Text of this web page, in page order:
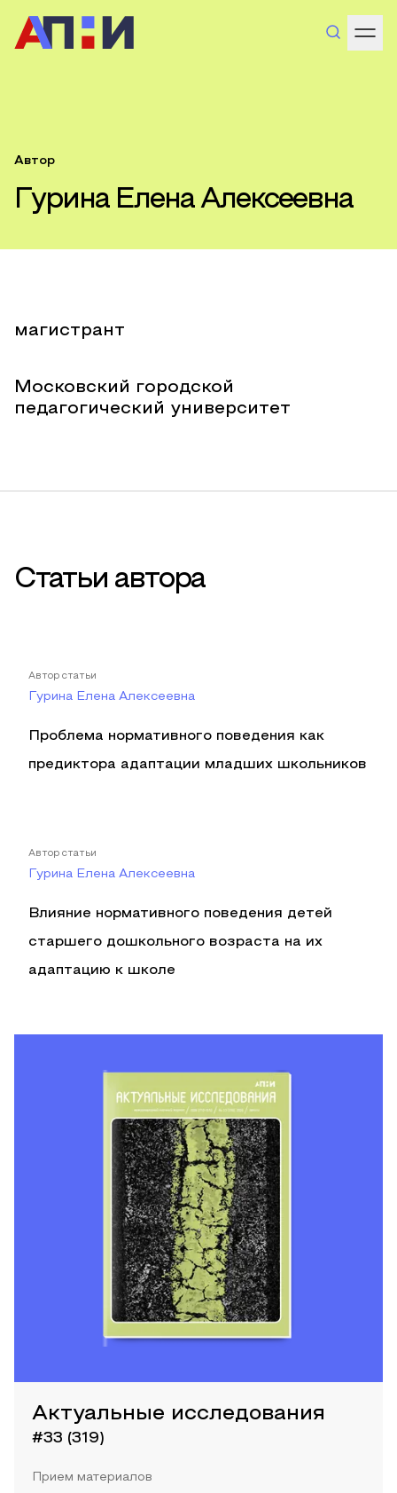
Автор
Гурина Елена Алексеевна
магистрант
Московский городской
педагогический университет
Статьи автора
Автор статьи
Гурина Елена Алексеевна
Проблема нормативного поведения как
предиктора адаптации младших школьников
Автор статьи
Гурина Елена Алексеевна
Влияние нормативного поведения детей
старшего дошкольного возраста на их
адаптацию к школе
Актуальные исследования
#33 (319)
Прием материалов